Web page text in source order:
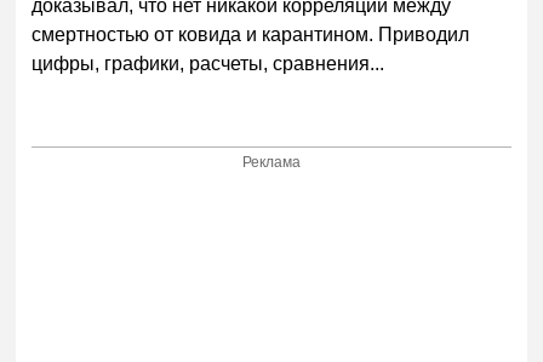
доказывал, что нет никакой корреляции между
смертностью от ковида и карантином. Приводил
цифры, графики, расчеты, сравнения...
Реклама